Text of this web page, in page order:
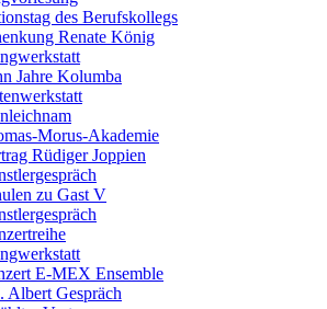
des Berufskollegs
Renate König
Jahre Kolumba
Morus-Akademie
Rüdiger Joppien
zu Gast V
E-MEX Ensemble
Albert Gespräch